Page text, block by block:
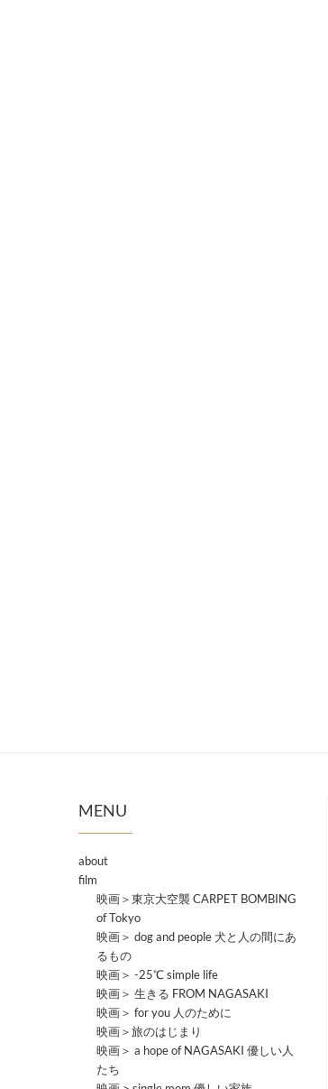
MENU
about
film
映画＞東京大空襲 CARPET BOMBING
of Tokyo
映画＞ dog and people 犬と人の間にあ
るもの
映画＞ -25℃ simple life
映画＞ 生きる FROM NAGASAKI
映画＞ for you 人のために
映画＞旅のはじまり
映画＞ a hope of NAGASAKI 優しい人
たち